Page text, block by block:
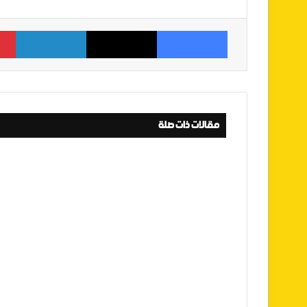
فيسبوك ‫X لينكدإن
مقالات ذات صلة